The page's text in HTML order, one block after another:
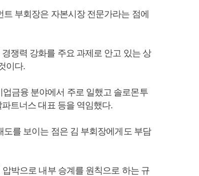
부회장은 자본시장 전문가라는 점에
쟁력 강화를 주요 과제로 안고 있는 상
이다.
금융 분야에서 주로 일했고 솔로몬투
트너스 대표 등을 역임했다.
를 보이는 점은 김 부회장에게도 부담
박으로 내부 승계를 원칙으로 하는 규